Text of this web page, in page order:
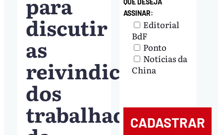
discutir
as
reivindicações
dos
trabalhadores
QUE DESEJA
ASSINAR:
Editorial
BdF
Ponto
Notícias da
China